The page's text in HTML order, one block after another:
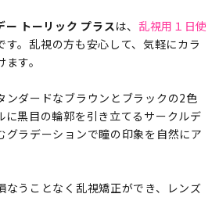
ー トーリック プラスは、 乱視用１日使
す。乱視の方も安心して、気軽にカラ
す。
ンダードなブラウンとブラックの2色
に黒目の輪郭を引き立てるサークルデ
グラデーションで瞳の印象を自然にア
なうことなく乱視矯正ができ、レンズ